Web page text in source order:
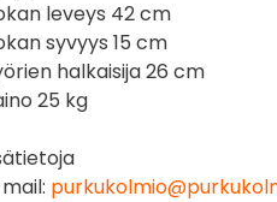
leveys 42 cm
syvyys 15 cm
halkaisija 26 cm
25 kg